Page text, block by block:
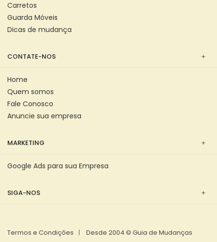
Carretos
Guarda Móveis
Dicas de mudança
CONTATE-NOS
Home
Quem somos
Fale Conosco
Anuncie sua empresa
MARKETING
Google Ads para sua Empresa
SIGA-NOS
Termos e Condições Desde 2004 © Guia de Mudanças